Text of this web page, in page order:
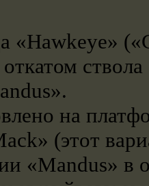
«Hawkeye»
ствола
на
(этот
«Mandus» в